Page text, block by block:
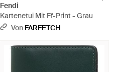
Fendi
Kartenetui Mit Ff-Print - Grau
Von FARFETCH